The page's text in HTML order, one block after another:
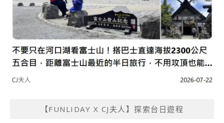
【FUNLIDAY X CJ夫人】探索台日遊程